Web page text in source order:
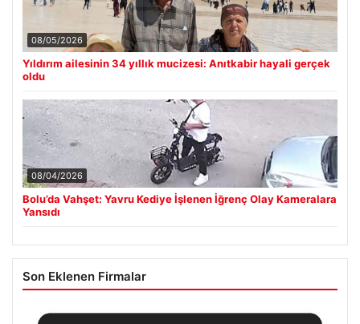
08/05/2026
Yıldırım ailesinin 34 yıllık mucizesi: Anıtkabir hayali gerçek
oldu
08/04/2026
Bolu’da Vahşet: Yavru Kediye İşlenen İğrenç Olay Kameralara
Yansıdı
Son Eklenen Firmalar